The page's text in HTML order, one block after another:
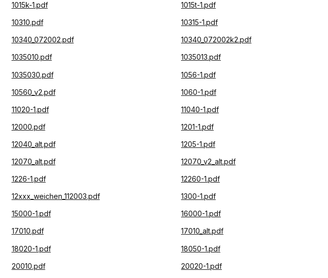
1015k-1.pdf 1015t-1.pdf
10310.pdf 10315-1.pdf
10340_072002.pdf 10340_072002k2.pdf
1035010.pdf 1035013.pdf
1035030.pdf 1056-1.pdf
10560_v2.pdf 1060-1.pdf
11020-1.pdf 11040-1.pdf
12000.pdf 1201-1.pdf
12040_alt.pdf 1205-1.pdf
12070_alt.pdf 12070_v2_alt.pdf
1226-1.pdf 12260-1.pdf
12xxx_weichen_112003.pdf 1300-1.pdf
15000-1.pdf 16000-1.pdf
17010.pdf 17010_alt.pdf
18020-1.pdf 18050-1.pdf
20010.pdf 20020-1.pdf